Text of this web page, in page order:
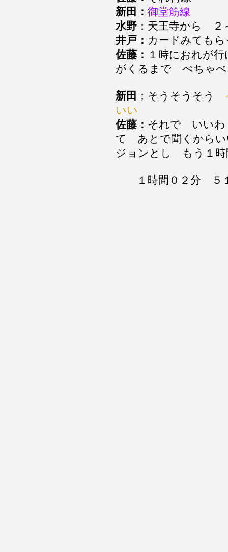
新田： 御堂筋線
水野 ：天王寺から
井戸： カードみても
佐藤： １時におれが
がくるまで ぺちゃぺ
新田 ；そうそうそう
いい
佐藤： それで いいわ
て あとで聞くから
ジョンとし もう１
１時間０２分